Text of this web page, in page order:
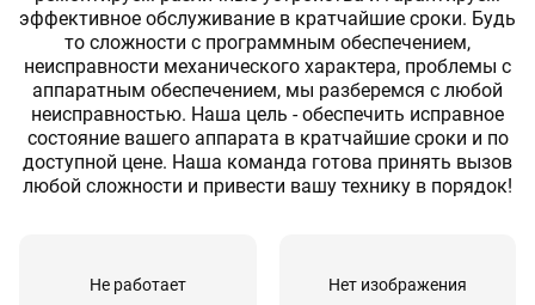
Замена северного моста 60 мин от 2100 руб
Замена сетевой карты 60 мин от 600 руб
Замена USB разъема 60 мин от 800 руб
Замена системного разъёма 60 мин от 600 руб
эффективное обслуживание в кратчайшие сроки. Будь
то cложности с программным обеспечением,
неисправности механического характера, проблемы с
аппаратным обеспечением, мы разберемся с любой
неисправностью. Наша цель - обеспечить исправное
состояние вашего аппарата в кратчайшие сроки и по
доступной цене. Наша команда готова принять вызов
любой сложности и привести вашу технику в порядок!
Не работает Нет изображения